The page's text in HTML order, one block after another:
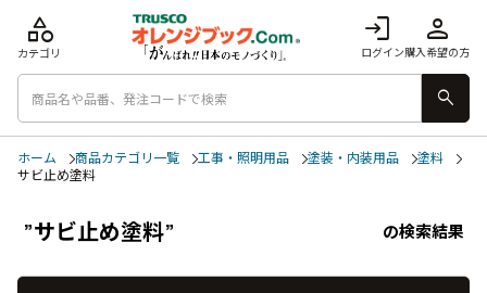
login
ログイン
person
購入希望の方
category
カテゴリ
search
ホーム 商品カテゴリ一覧 工事・照明用品 塗装・内装用品
塗料
サビ止め塗料
”サビ止め塗料” の検索結果